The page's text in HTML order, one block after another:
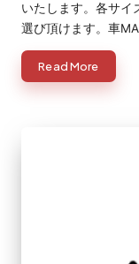
いたします。各サイ
選び頂けます。車
Read More